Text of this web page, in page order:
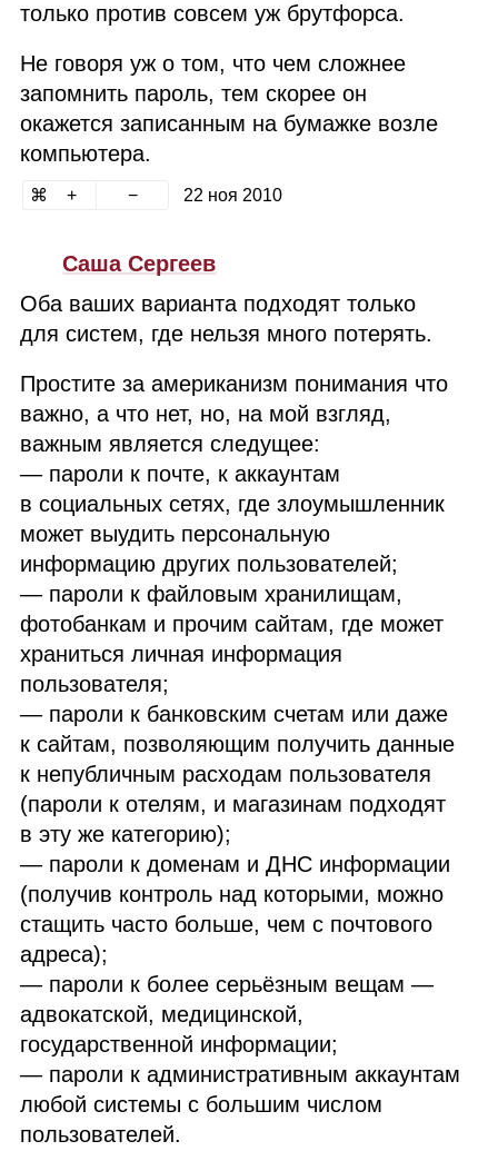
только против совсем уж брутфорса.
Не говоря уж о том, что чем сложнее
запомнить пароль, тем скорее он
окажется записанным на бумажке возле
компьютера.
22 ноя 2010
Саша Сергеев
Оба ваших варианта подходят только
для систем, где нельзя много потерять.
Простите за американизм понимания что
важно, а что нет, но, на мой взгляд,
важным является следущее:
— пароли к почте, к аккаунтам
в социальных сетях, где злоумышленник
может выудить персональную
информацию других пользователей;
— пароли к файловым хранилищам,
фотобанкам и прочим сайтам, где может
храниться личная информация
пользователя;
— пароли к банковским счетам или даже
к сайтам, позволяющим получить данные
к непубличным расходам пользователя
(пароли к отелям, и магазинам подходят
в эту же категорию);
— пароли к доменам и ДНС информации
(получив контроль над которыми, можно
стащить часто больше, чем с почтового
адреса);
— пароли к более серьёзным вещам —
адвокатской, медицинской,
государственной информации;
— пароли к административным аккаунтам
любой системы с большим числом
пользователей.